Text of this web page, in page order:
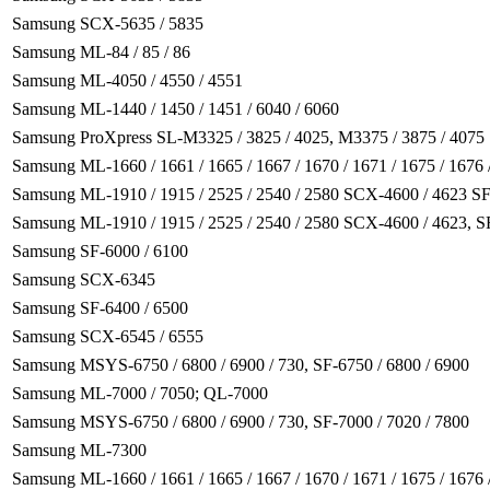
Samsung SCX-5635 / 5835
Samsung ML-84 / 85 / 86
Samsung ML-4050 / 4550 / 4551
Samsung ML-1440 / 1450 / 1451 / 6040 / 6060
Samsung ProXpress SL-M3325 / 3825 / 4025, M3375 / 3875 / 4075
Samsung ML-1660 / 1661 / 1665 / 1667 / 1670 / 1671 / 1675 /
Samsung ML-1910 / 1915 / 2525 / 2540 / 2580 SCX-4600 / 4623
Samsung ML-1910 / 1915 / 2525 / 2540 / 2580 SCX-4600 / 4623,
Samsung SF-6000 / 6100
Samsung SCX-6345
Samsung SF-6400 / 6500
Samsung SCX-6545 / 6555
Samsung MSYS-6750 / 6800 / 6900 / 730, SF-6750 / 6800 / 6900
Samsung ML-7000 / 7050; QL-7000
Samsung MSYS-6750 / 6800 / 6900 / 730, SF-7000 / 7020 / 7800
Samsung ML-7300
Samsung ML-1660 / 1661 / 1665 / 1667 / 1670 / 1671 / 1675 /